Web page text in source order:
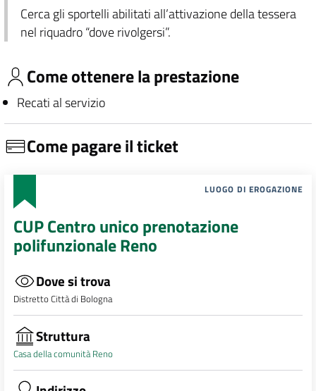
Cerca gli sportelli abilitati all’attivazione della tessera
nel riquadro “dove rivolgersi”.
Come ottenere la prestazione
Recati al servizio
Come pagare il ticket
LUOGO DI EROGAZIONE
CUP Centro unico prenotazione
polifunzionale Reno
Dove si trova
Distretto Città di Bologna
Struttura
Casa della comunità Reno